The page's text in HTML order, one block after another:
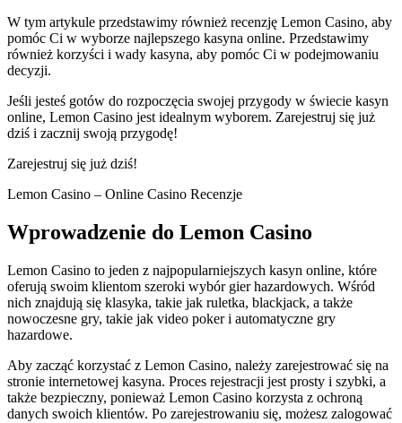
W tym artykule przedstawimy również recenzję Lemon Casino, aby
pomóc Ci w wyborze najlepszego kasyna online. Przedstawimy
również korzyści i wady kasyna, aby pomóc Ci w podejmowaniu
decyzji.
Jeśli jesteś gotów do rozpoczęcia swojej przygody w świecie kasyn
online, Lemon Casino jest idealnym wyborem. Zarejestruj się już
dziś i zacznij swoją przygodę!
Zarejestruj się już dziś!
Lemon Casino – Online Casino Recenzje
Wprowadzenie do Lemon Casino
Lemon Casino to jeden z najpopularniejszych kasyn online, które
oferują swoim klientom szeroki wybór gier hazardowych. Wśród
nich znajdują się klasyka, takie jak ruletka, blackjack, a także
nowoczesne gry, takie jak video poker i automatyczne gry
hazardowe.
Aby zacząć korzystać z Lemon Casino, należy zarejestrować się na
stronie internetowej kasyna. Proces rejestracji jest prosty i szybki, a
także bezpieczny, ponieważ Lemon Casino korzysta z ochroną
danych swoich klientów. Po zarejestrowaniu się, możesz zalogować